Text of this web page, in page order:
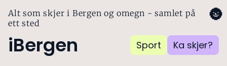
Alt som skjer i Bergen og omegn - samlet på
ett sted
iBergen Sport Ka skjer?
🌚